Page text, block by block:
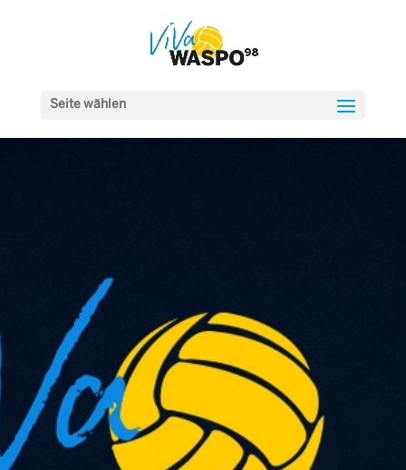
Seite wählen